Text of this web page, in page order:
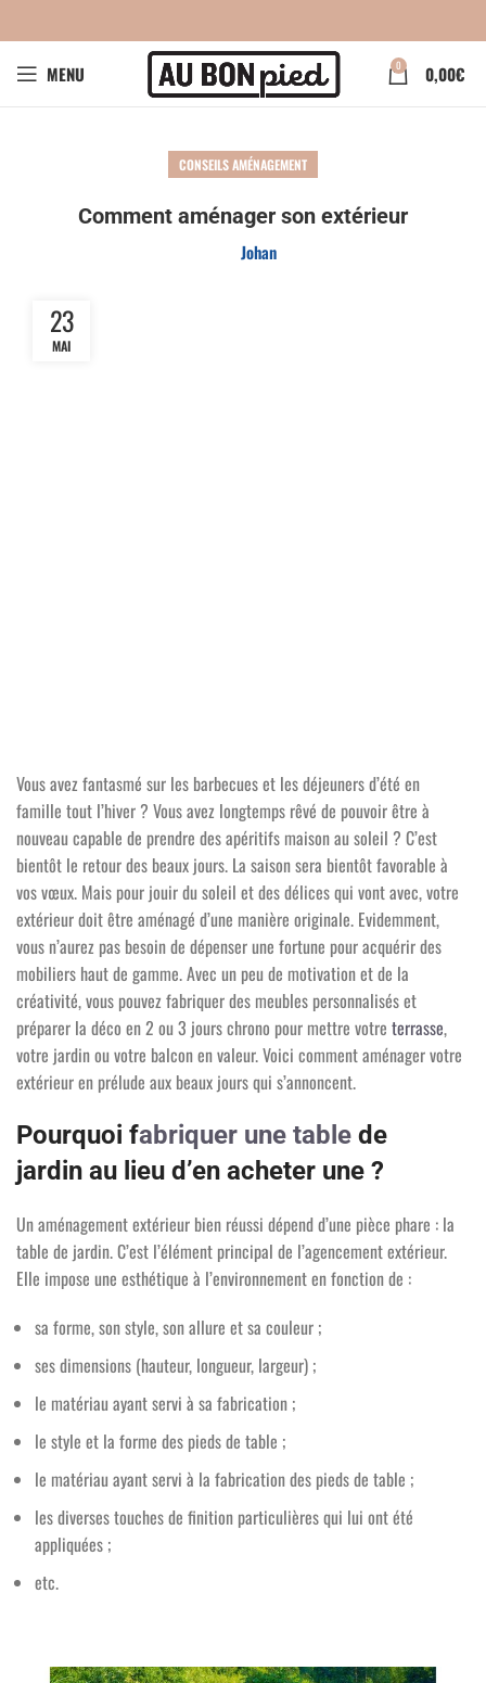
MENU 0 0,00€
CONSEILS AMÉNAGEMENT
Comment aménager son extérieur
Johan
23
MAI
Vous avez fantasmé sur les barbecues et les déjeuners d’été en
famille tout l’hiver ? Vous avez longtemps rêvé de pouvoir être à
nouveau capable de prendre des apéritifs maison au soleil ? C’est
bientôt le retour des beaux jours. La saison sera bientôt favorable à
vos vœux. Mais pour jouir du soleil et des délices qui vont avec, votre
extérieur doit être aménagé d’une manière originale. Evidemment,
vous n’aurez pas besoin de dépenser une fortune pour acquérir des
mobiliers haut de gamme. Avec un peu de motivation et de la
créativité, vous pouvez fabriquer des meubles personnalisés et
préparer la déco en 2 ou 3 jours chrono pour mettre votre terrasse,
votre jardin ou votre balcon en valeur. Voici comment aménager votre
extérieur en prélude aux beaux jours qui s’annoncent.
Pourquoi fabriquer une table de
jardin au lieu d’en acheter une ?
Un aménagement extérieur bien réussi dépend d’une pièce phare : la
table de jardin. C’est l’élément principal de l’agencement extérieur.
Elle impose une esthétique à l’environnement en fonction de :
sa forme, son style, son allure et sa couleur ;
ses dimensions (hauteur, longueur, largeur) ;
le matériau ayant servi à sa fabrication ;
le style et la forme des pieds de table ;
le matériau ayant servi à la fabrication des pieds de table ;
les diverses touches de finition particulières qui lui ont été
appliquées ;
etc.